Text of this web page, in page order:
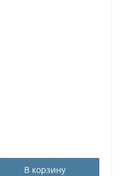
В корзину